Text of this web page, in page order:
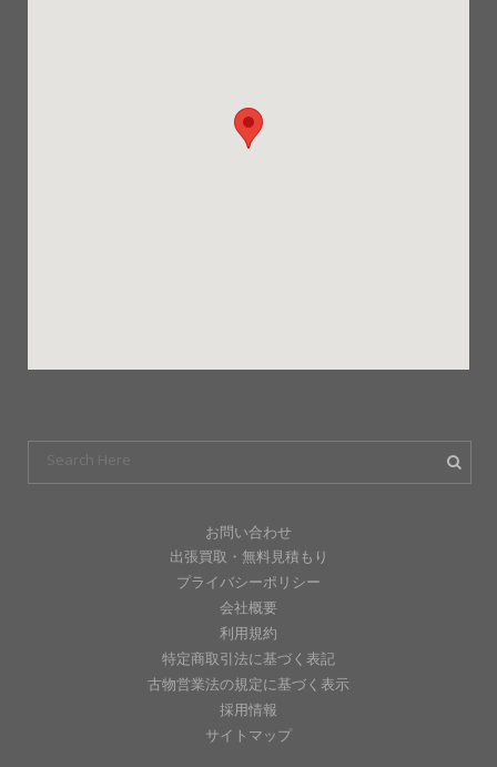
お問い合わせ
出張買取・無料見積もり
プライバシーポリシー
会社概要
利用規約
特定商取引法に基づく表記
古物営業法の規定に基づく表示
採用情報
サイトマップ